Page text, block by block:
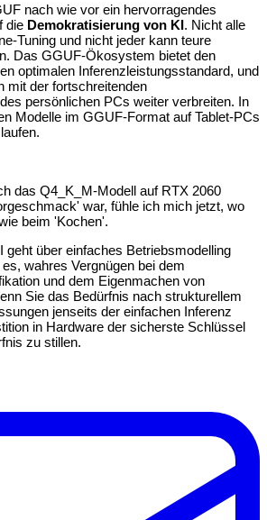
nach wie vor ein hervorragendes
die Demokratisierung von KI. Nicht alle
Tuning und nicht jeder kann teure
Das GGUF-Ökosystem bietet den
optimalen Inferenzleistungsstandard, und
mit der fortschreitenden
persönlichen PCs weiter verbreiten. In
Modelle im GGUF-Format auf Tablet-PCs
das Q4_K_M-Modell auf RTX 2060
war, fühle ich mich jetzt, wo
beim 'Kochen'.
geht über einfaches Betriebsmodelling
wahres Vergnügen bei dem
und dem Eigenmachen von
Sie das Bedürfnis nach strukturellem
jenseits der einfachen Inferenz
in Hardware der sicherste Schlüssel
zu stillen.